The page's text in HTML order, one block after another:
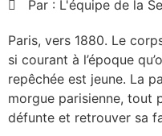
Par : L'équipe de la
Paris, vers 1880. Le
si courant à l’époque
repêchée est jeune. La
morgue parisienne, tout
défunte et retrouver sa